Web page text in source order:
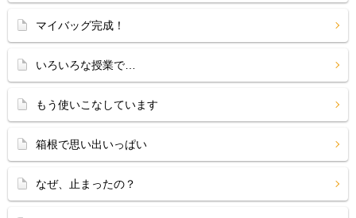
マイバッグ完成！
いろいろな授業で…
もう使いこなしています
箱根で思い出いっぱい
なぜ、止まったの？